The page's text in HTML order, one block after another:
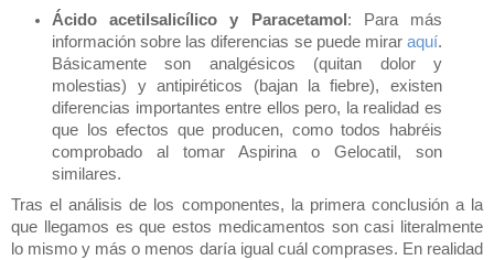
Ácido acetilsalicílico y Paracetamol : Para más
información sobre las diferencias se puede mirar aquí.
Básicamente son analgésicos (quitan dolor y
molestias) y antipiréticos (bajan la fiebre), existen
diferencias importantes entre ellos pero, la realidad es
que los efectos que producen, como todos habréis
comprobado al tomar Aspirina o Gelocatil, son
similares.
Tras el análisis de los componentes, la primera conclusión a la
que llegamos es que estos medicamentos son casi literalmente
lo mismo y más o menos daría igual cuál comprases. En realidad